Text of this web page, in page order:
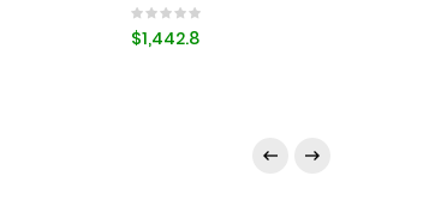
$1,442.8